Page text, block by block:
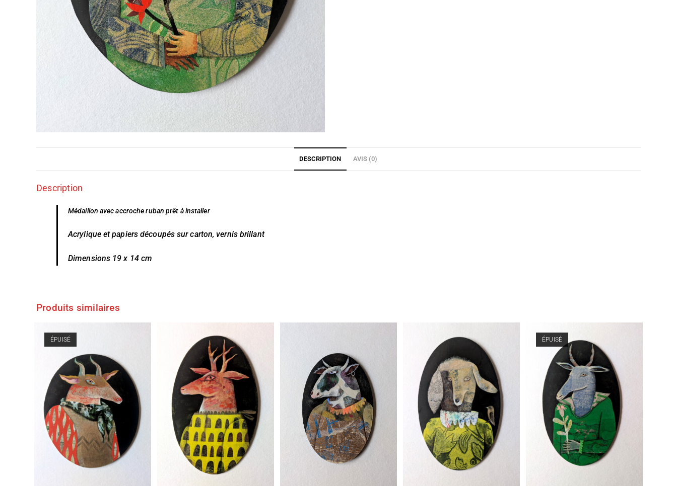
DESCRIPTION AVIS (0)
Description
Médaillon avec accroche ruban prêt à installer
Acrylique et papiers découpés sur carton, vernis brillant
Dimensions 19 x 14 cm
Produits similaires
ÉPUISÉ ÉPUISÉ